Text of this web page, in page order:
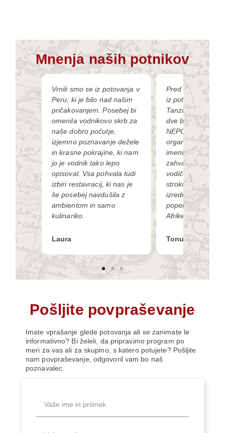
Mnenja naših potnikov
dne,
Vrnili smo se iz potovanja v
Peru, ki je bilo nad našim
pričakovanjem. Posebej bi
omenila vodnikovo skrb za
naše dobro počutje,
izjemno poznavanje dežele
in krasne pokrajine, ki nam
jo je vodnik tako lepo
opisoval. Vsa pohvala tudi
izbiri restavracij, ki nas je
še posebej navdušila z
ambientom in samo
kulinariko.
Laura
Pred kratkim sem
iz potovanja po
Tanzaniji. Strnila
dve besedi
NEPOZABNO.
organizacija
imenu celotne
zahvaljujem
vodiču, ki nas je
strokovnim
izrednim čutom
popeljal v
Afrike.
Tonuška
Pošljite povpraševanje
Imate vprašanje glede potovanja ali se zanimate le
informativno? Bi želeli, da pripravimo program po
meri za vas ali za skupino, s katero potujete? Pošljite
nam povpraševanje, odgovoril vam bo naš
poznavalec.